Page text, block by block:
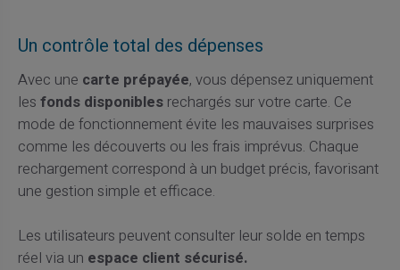
Un contrôle total des dépenses
Avec une carte prépayée, vous dépensez uniquement
les fonds disponiblesrechargés sur votre carte. Ce
mode de fonctionnement évite les mauvaises surprises
comme les découverts ou les frais imprévus. Chaque
rechargement correspond à un budget précis, favorisant
une gestion simple et efficace.
Les utilisateurs peuvent consulter leur solde en temps
réel via un espace client sécurisé.